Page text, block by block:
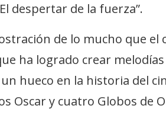
despertar de la fuerza”.
de lo mucho que el
ha logrado crear
hueco en la historia del
Oscar y cuatro Globos de